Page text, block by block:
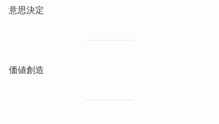
意思決定
価値創造